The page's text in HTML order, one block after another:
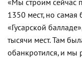
«Мы строим сейчас
1350 мест, но самая
«Гусарской
тысячи мест. Там
обанкротился, и